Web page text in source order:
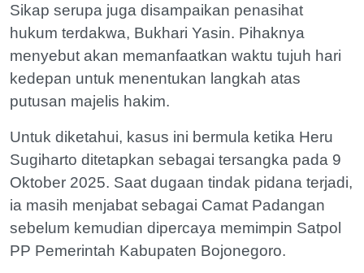
Sikap serupa juga disampaikan penasihat
hukum terdakwa, Bukhari Yasin. Pihaknya
menyebut akan memanfaatkan waktu tujuh hari
kedepan untuk menentukan langkah atas
putusan majelis hakim.
Untuk diketahui, kasus ini bermula ketika Heru
Sugiharto ditetapkan sebagai tersangka pada 9
Oktober 2025. Saat dugaan tindak pidana terjadi,
ia masih menjabat sebagai Camat Padangan
sebelum kemudian dipercaya memimpin Satpol
PP Pemerintah Kabupaten Bojonegoro.